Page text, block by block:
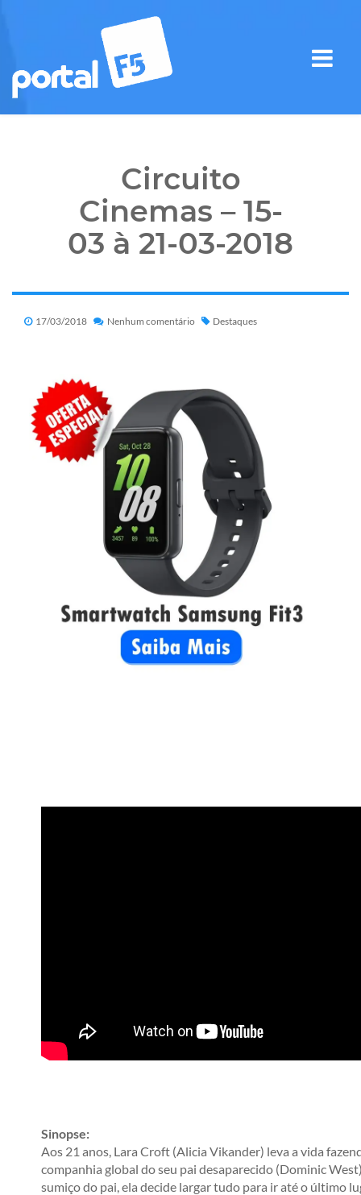
Circuito
Cinemas – 15-
03 à 21-03-2018
17/03/2018 Nenhum comentário Destaques
Sinopse:
Aos 21 anos, Lara Croft (Alicia Vikander) leva a vida
companhia global do seu pai desaparecido (Dominic
sumiço do pai, ela decide largar tudo para ir até o último